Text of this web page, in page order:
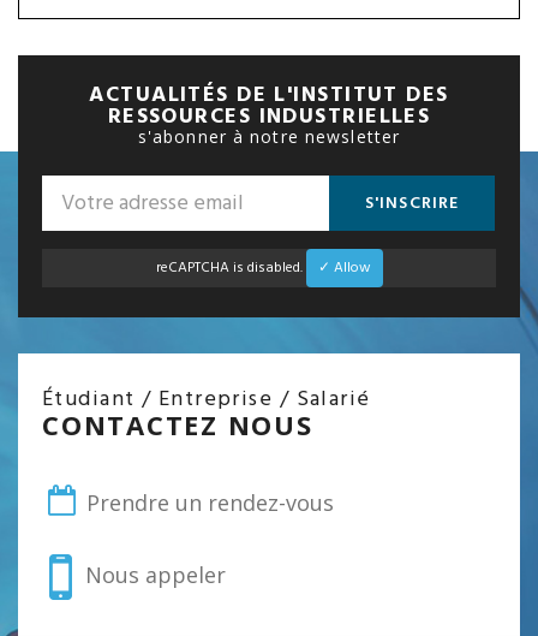
ACTUALITÉS DE L'INSTITUT DES
RESSOURCES INDUSTRIELLES
s'abonner à notre newsletter
S'INSCRIRE
reCAPTCHA is disabled. ✓ Allow
Étudiant / Entreprise / Salarié
CONTACTEZ NOUS
Prendre un rendez-vous
Nous appeler